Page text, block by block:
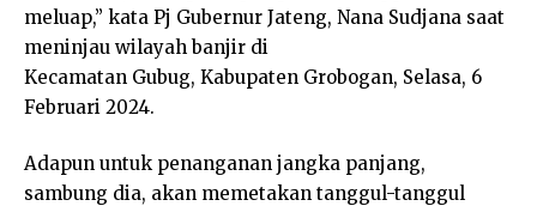
meluap,” kata Pj Gubernur Jateng, Nana Sudjana saat
meninjau wilayah banjir di
Kecamatan Gubug, Kabupaten Grobogan, Selasa, 6
Februari 2024.
Adapun untuk penanganan jangka panjang,
sambung dia, akan memetakan tanggul-tanggul